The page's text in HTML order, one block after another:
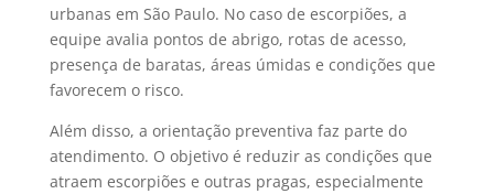
urbanas em São Paulo. No caso de escorpiões, a
equipe avalia pontos de abrigo, rotas de acesso,
presença de baratas, áreas úmidas e condições que
favorecem o risco.
Além disso, a orientação preventiva faz parte do
atendimento. O objetivo é reduzir as condições que
atraem escorpiões e outras pragas, especialmente